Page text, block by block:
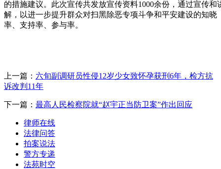
的措施建议。此次宣传共发放宣传资料1000余份，通过宣传和
解，以进一步提升群众对扫黑除恶专项斗争和平安建设的知晓
率、支持率、参与率。
上一篇： 六旬副调研员性侵12岁少女致怀孕获刑6年，检方抗
诉改判11年
下一篇： 最高人民检察院就“赵宇正当防卫案”作出回应
律师在线
法律问答
拍案说法
警方专递
法苑时空